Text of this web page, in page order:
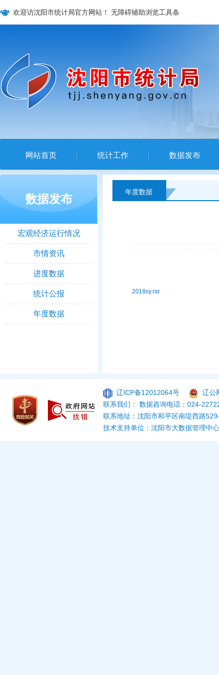
欢迎访沈阳市统计局官方网站！ 无障碍辅助浏览工具条
网站首页 统计工作 数据发布
数据发布
宏观经济运行情况
市情资讯
进度数据
统计公报
年度数据
年度数据
2018sy.rar
辽ICP备12012064号
辽公
联系我们： 数据咨询电话：024-
联系地址：沈阳市和平区南堤西路
技术支持单位：沈阳市大数据管理中